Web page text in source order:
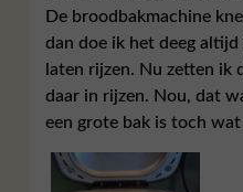
De broodbakmachine
dan doe ik het deeg
laten rijzen. Nu zetten ik
daar in rijzen. Nou, dat
een grote bak is toch wat